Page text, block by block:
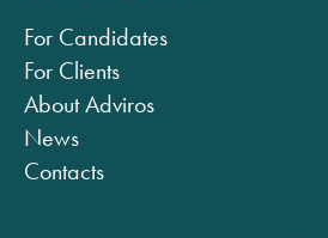
For Candidates
For Clients
About Adviros
News
Contacts